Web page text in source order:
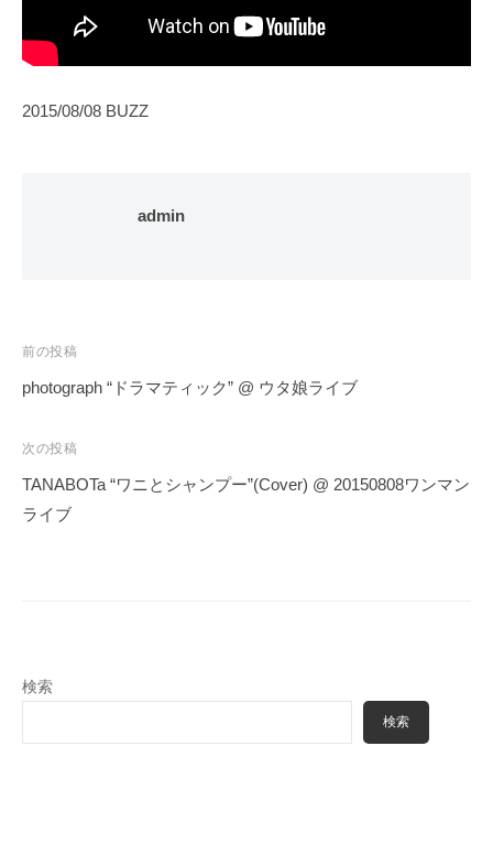
2015/08/08 BUZZ
admin
投
稿
ビ
ゲ
ー
前の投稿
photograph “ドラマティック” @ ウタ娘ライブ
次の投稿
TANABOTa “ワニとシャンプー”(Cover) @ 20150808ワンマン
ライブ
検索
検索